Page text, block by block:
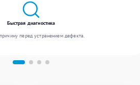
Быстрая диагностика
перед устранением дефекта.